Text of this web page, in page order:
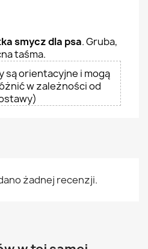
smycz dla psa. Gruba,
taśma.
są orientacyjne i mogą
w zależności od
żadnej recenzji.